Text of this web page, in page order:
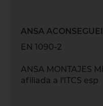
ANSA
EN 1090-2
ANSA MONTAJES
afiliada a l'ITCS esp